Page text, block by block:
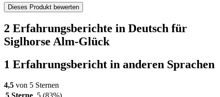
Dieses Produkt bewerten
2 Erfahrungsberichte in Deutsch für
Siglhorse Alm-Glück
1 Erfahrungsbericht in anderen Sprachen
4,5 von 5 Sternen
5 Sterne 5 (83%)